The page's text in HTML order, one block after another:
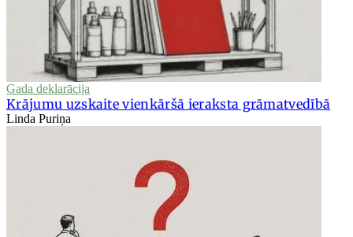
Gada deklarācija
Krājumu uzskaite vienkāršā ieraksta grāmatvedībā
Linda Puriņa